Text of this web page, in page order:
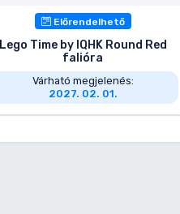
Előrendelhető
Lego Time by IQHK Round Red
falióra
Várható megjelenés:
2027. 02. 01.